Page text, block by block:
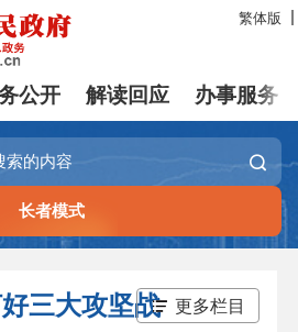
繁体版
公开 解读回应 办事服务
长者模式
好三大攻坚战 更多栏目